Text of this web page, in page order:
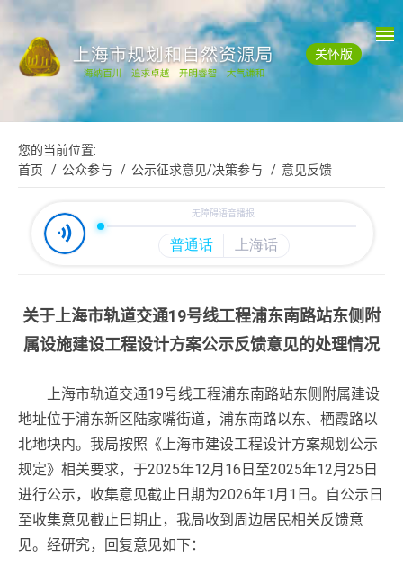
关怀版
您的当前位置:
首页
/ 公众参与 / 公示征求意见/决策参与 / 意见反馈
关于上海市轨道交通19号线工程浦东南路站东侧附
属设施建设工程设计方案公示反馈意见的处理情况
上海市轨道交通19号线工程浦东南路站东侧附属建设
地址位于浦东新区陆家嘴街道，浦东南路以东、栖霞路以
北地块内。我局按照《上海市建设工程设计方案规划公示
规定》相关要求，于2025年12月16日至2025年12月25日
进行公示，收集意见截止日期为2026年1月1日。自公示日
至收集意见截止日期止，我局收到周边居民相关反馈意
见。经研究，回复意见如下：